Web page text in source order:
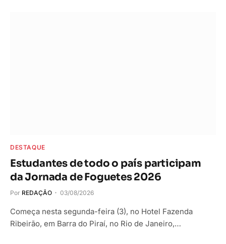
DESTAQUE
Estudantes de todo o país participam
da Jornada de Foguetes 2026
Por REDAÇÃO 03/08/2026
Começa nesta segunda-feira (3), no Hotel Fazenda
Ribeirão, em Barra do Piraí, no Rio de Janeiro,…